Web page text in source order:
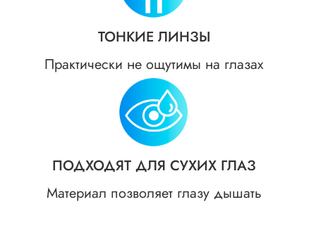
ТОНКИЕ ЛИНЗЫ
Практически не ощутимы на глазах
ПОДХОДЯТ ДЛЯ СУХИХ ГЛАЗ
Материал позволяет глазу дышать